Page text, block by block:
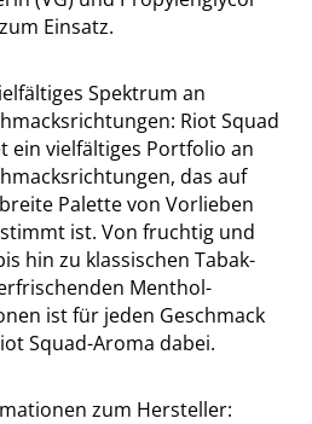
Einsatz.
Spektrum an
Riot Squad
ein vielfältiges Portfolio an
das auf
Palette von Vorlieben
ist. Von fruchtig und
hin zu klassischen Tabak-
Menthol-
ist für jeden Geschmack
Squad-Aroma dabei.
zum Hersteller: